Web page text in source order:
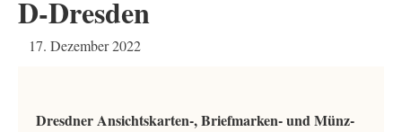
D-Dresden
17. Dezember 2022
Dresdner Ansichtskarten-, Briefmarken- und Münz-